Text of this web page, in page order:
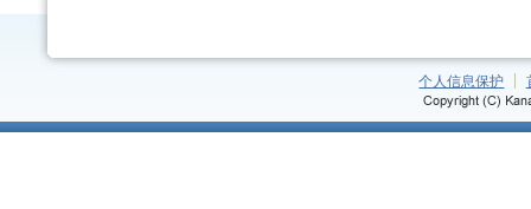
个人信息保护